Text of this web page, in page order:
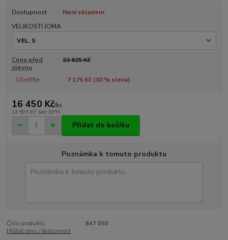
Dostupnost
Není skladem
VELIKOSTI JOMA
Cena před
slevou
23 625 Kč
Ušetříte 7 175 Kč (30% sleva)
16 450 Kč/ks
13 595 Kč bez DPH
Přidat do košíku
Poznámka k tomuto produktu
Číslo produktu:
847 050
Hlídat cenu / dostupnost